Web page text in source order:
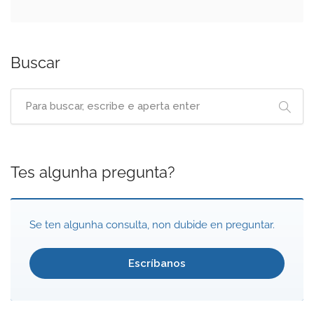
Buscar
Tes algunha pregunta?
Se ten algunha consulta, non dubide en preguntar.
Escríbanos